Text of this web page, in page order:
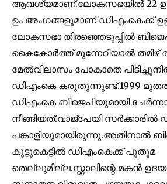
conversation.
To subscribe, simply enter your email
or click the subscribe button below. Don't
your privacy and won't spam your
safe with us.
Followers Followers
ആവശ്യമാണ്.ലോകസഭയിൽ 22
ഉം അംഗങ്ങളുമാണ് ഡിഎംകെക്ക്
ലോകസഭാ തിരഞ്ഞെടുപ്പിൽ
കൈകോർത്ത് മുന്നേറിയാൽ തമിഴ്
മേൽവിലാസം പോകാതെ
ഡിഎംകെ കരുതുന്നുണ്ട്.1999
ഡിഎംകെ ബിജെപിയുമായി
നീങ്ങിയത്.വാജ്പേയി സർക്കാരിൽ
പങ്കാളിയുമായിരുന്നു.അതിനാൽ
കൂട്ടുകെട്ടിൽ ഡിഎംകെക്ക് പുതുമ
തെല്ലുമില്ല.സ്റ്റാലിന്റെ മകൻ